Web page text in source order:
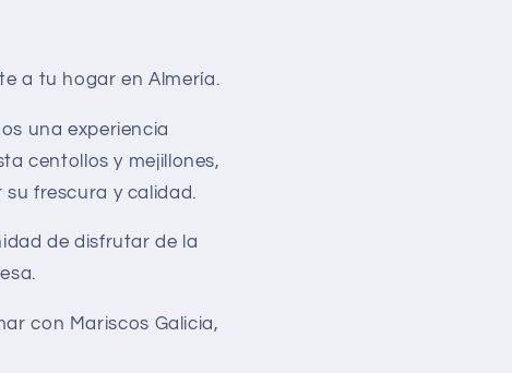
a tu hogar en Almería.
una experiencia
centollos y mejillones,
frescura y calidad.
de disfrutar de la
con Mariscos Galicia,